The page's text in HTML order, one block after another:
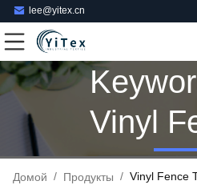
lee@yitex.cn
Vinyl
Tape ]
Домой / Продукты / Vinyl Fence